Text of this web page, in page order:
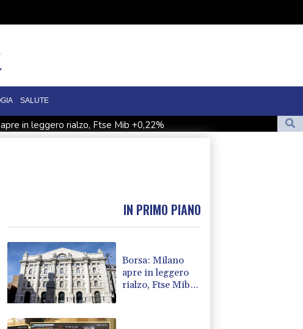
SALUTE
in leggero rialzo, Ftse Mib +0,22%
IN PRIMO PIANO
Borsa: Milano
apre in leggero
rialzo, Ftse Mib